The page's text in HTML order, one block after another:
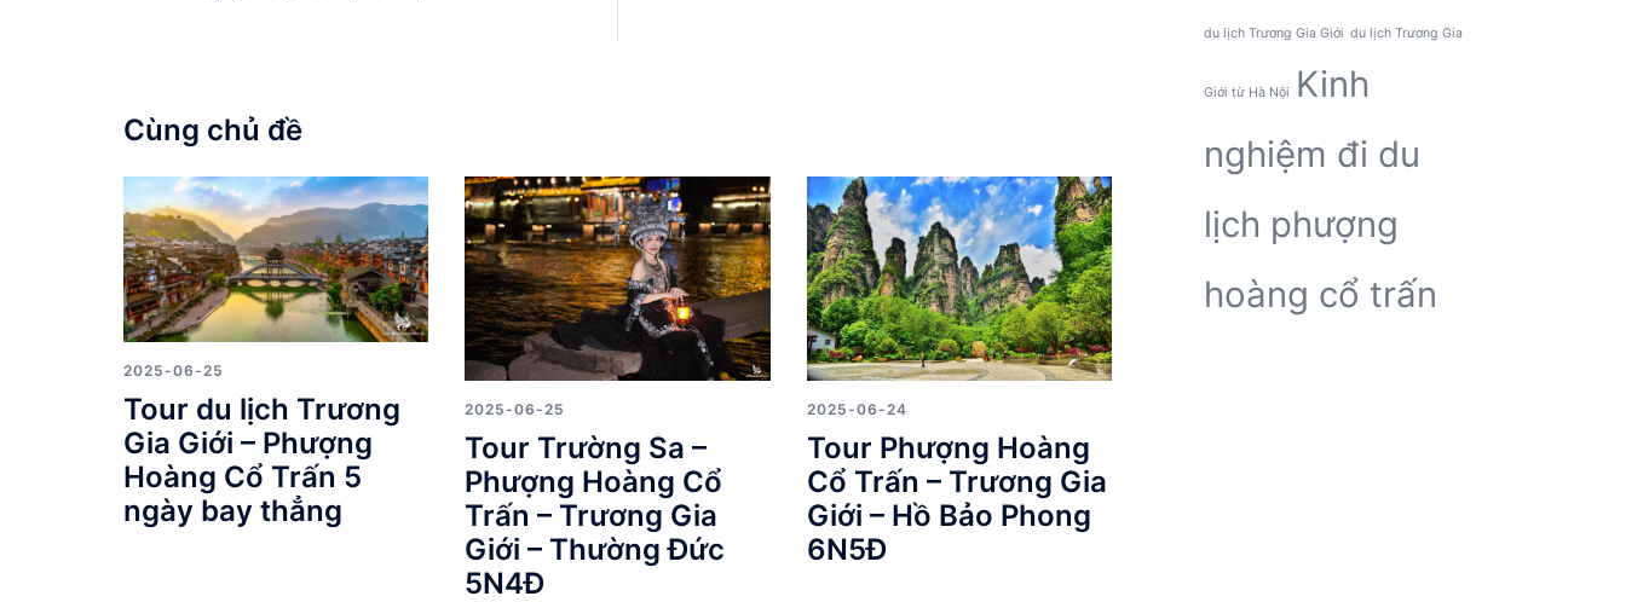
Cùng chủ đề
2025-06-25
Tour du lịch Trương
Gia Giới – Phượng
Hoàng Cổ Trấn 5
ngày bay thẳng
2025-06-25
Tour Trường Sa –
Phượng Hoàng Cổ
Trấn – Trương Gia
Giới – Thường Đức
5N4Đ
2025-06-24
Tour Phượng Hoàng
Cổ Trấn – Trương Gia
Giới – Hồ Bảo Phong
6N5Đ
du lịch Trương Gia Giới du lịch Trương Gia
Giới từ Hà Nội
Kinh
nghiệm đi du
lịch phượng
hoàng cổ trấn